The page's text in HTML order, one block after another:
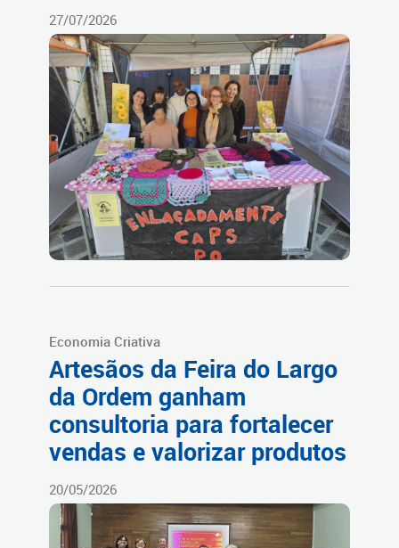
27/07/2026
Economia Criativa
Artesãos da Feira do Largo
da Ordem ganham
consultoria para fortalecer
vendas e valorizar produtos
20/05/2026